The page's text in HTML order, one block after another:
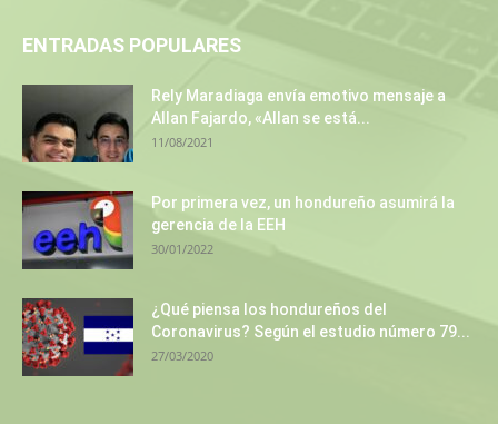
ENTRADAS POPULARES
Rely Maradiaga envía emotivo mensaje a
Allan Fajardo, «Allan se está...
11/08/2021
Por primera vez, un hondureño asumirá la
gerencia de la EEH
30/01/2022
¿Qué piensa los hondureños del
Coronavirus? Según el estudio número 79...
27/03/2020